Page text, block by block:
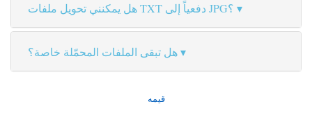
هل يمكنني تحويل ملفات TXT دفعياً إلى JPG؟
هل تبقى الملفات المحمّلة خاصة؟
قيمه